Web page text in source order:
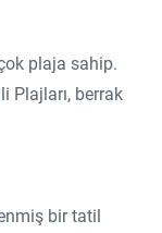
plaja sahip.
Plajları, berrak
bir tatil